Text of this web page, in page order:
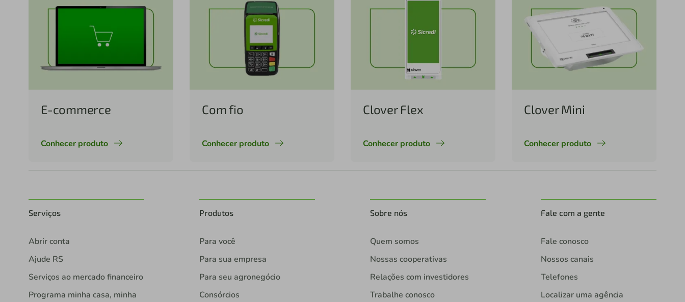
E-commerce
Conhecer produto
Com fio
Conhecer produto
Clover Flex
Conhecer produto
Clover Mini
Conhecer produto
Serviços
Abrir conta
Ajude RS
Serviços ao mercado financeiro
Programa minha casa, minha
Produtos
Para você
Para sua empresa
Para seu agronegócio
Consórcios
Sobre nós
Quem somos
Nossas cooperativas
Relações com investidores
Trabalhe conosco
Fale com a gente
Fale conosco
Nossos canais
Telefones
Localizar uma agência